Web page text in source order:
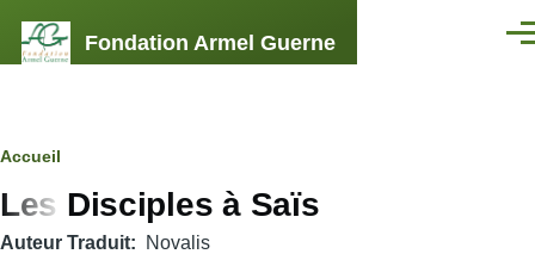
Fondation Armel Guerne
Fil
d'Ariane
Accueil
Les Disciples à Saïs
Auteur Traduit Novalis